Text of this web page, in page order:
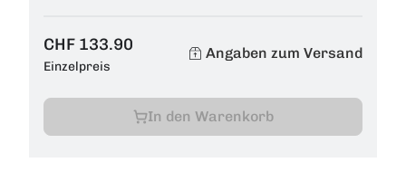
CHF 133.90
Einzelpreis
Angaben zum Versand
In den Warenkorb